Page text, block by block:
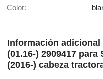
Color:
Información
(01.16-) 2909417 para
(2016-) cabeza